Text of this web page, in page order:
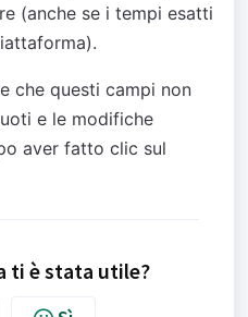
(anche se i tempi esatti
che questi campi non
e le modifiche
aver fatto clic sul
ti è stata utile?